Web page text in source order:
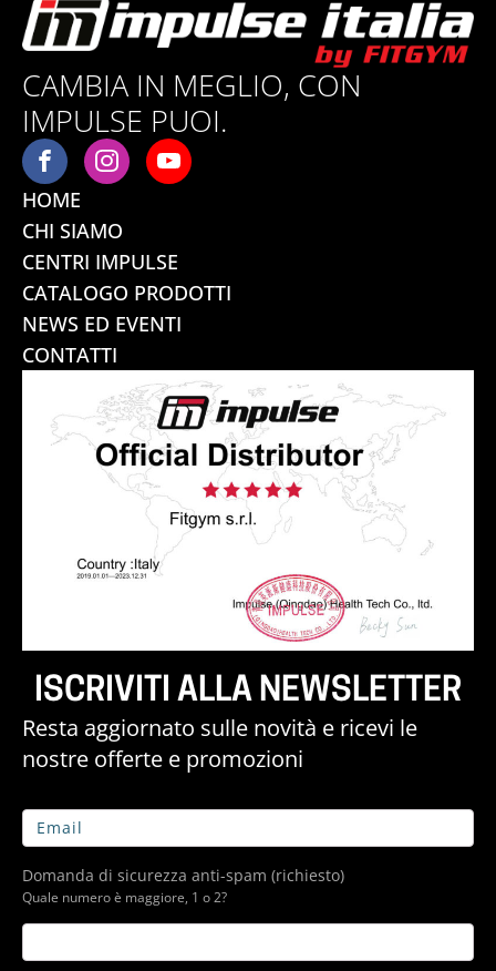
CAMBIA IN MEGLIO, CON
IMPULSE PUOI.
HOME
CHI SIAMO
CENTRI IMPULSE
CATALOGO PRODOTTI
NEWS ED EVENTI
CONTATTI
ISCRIVITI ALLA NEWSLETTER
Resta aggiornato sulle novità e ricevi le
nostre offerte e promozioni
Domanda di sicurezza anti-spam (richiesto)
Quale numero è maggiore, 1 o 2?